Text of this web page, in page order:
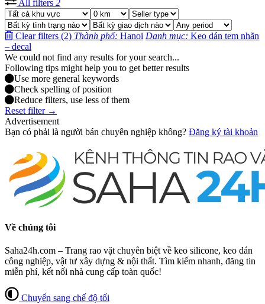
All filters 2
Clear filters (2) Thành phố: Hanoi Danh mục: Keo dán tem nhãn
– decal
We could not find any results for your search...
Following tips might help you to get better results
Use more general keywords
Check spelling of position
Reduce filters, use less of them
Reset filter →
Advertisement
Bạn có phải là người bán chuyên nghiệp không? Đăng ký tài khoản
Về chúng tôi
Saha24h.com – Trang rao vặt chuyên biệt về keo silicone, keo dán
công nghiệp, vật tư xây dựng & nội thất. Tìm kiếm nhanh, đăng tin
miễn phí, kết nối nhà cung cấp toàn quốc!
Chuyển sang chế độ tối